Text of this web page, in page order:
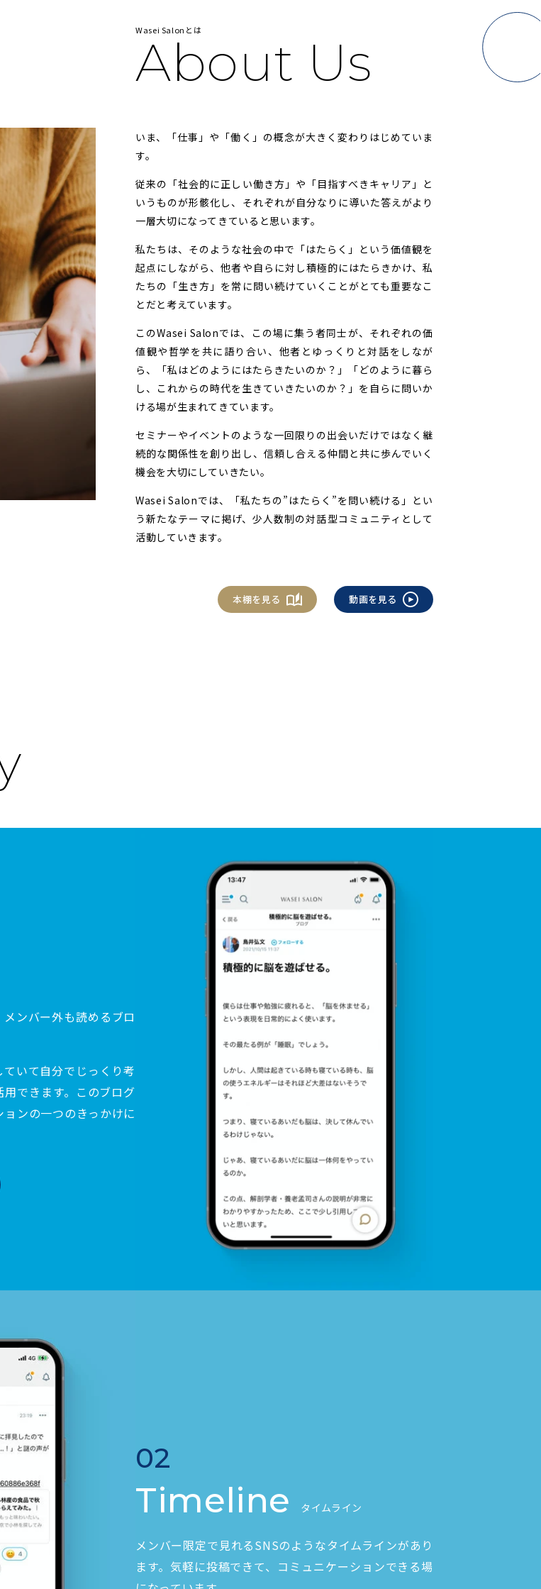
Wasei Salonとは
About Us
いま、「仕事」や「働く」の概念が大きく変わりはじめていま
す。
従来の「社会的に正しい働き方」や「目指すべきキャリア」と
いうものが形骸化し、それぞれが自分なりに導いた答えがより
一層大切になってきていると思います。
私たちは、そのような社会の中で「はたらく」という価値観を
起点にしながら、他者や自らに対し積極的にはたらきかけ、私
たちの「生き方」を常に問い続けていくことがとても重要なこ
とだと考えています。
このWasei Salonでは、この場に集う者同士が、それぞれの価
値観や哲学を共に語り合い、他者とゆっくりと対話をしなが
ら、「私はどのようにはたらきたいのか？」「どのように暮ら
し、これからの時代を生きていきたいのか？」を自らに問いか
ける場が生まれてきています。
セミナーやイベントのような一回限りの出会いだけではなく継
続的な関係性を創り出し、信頼し合える仲間と共に歩んでいく
機会を大切にしていきたい。
Wasei Salonでは、「私たちの”はたらく”を問い続ける」とい
う新たなテーマに掲げ、少人数制の対話型コミュニティとして
活動していきます。
本棚を見る 動画を見る
ンバー外も読めるブロ
いて自分でじっくり考
できます。このブログ
ンの一つのきっかけに
02
Timeline タイムライン
メンバー限定で見れるSNSのようなタイムラインがあり
ます。気軽に投稿できて、コミュニケーションできる場